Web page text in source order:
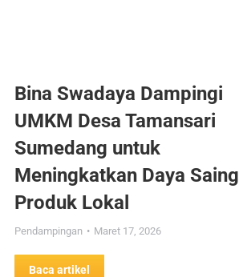
Bina Swadaya Dampingi
UMKM Desa Tamansari
Sumedang untuk
Meningkatkan Daya Saing
Produk Lokal
Pendampingan Maret 17, 2026
Baca artikel